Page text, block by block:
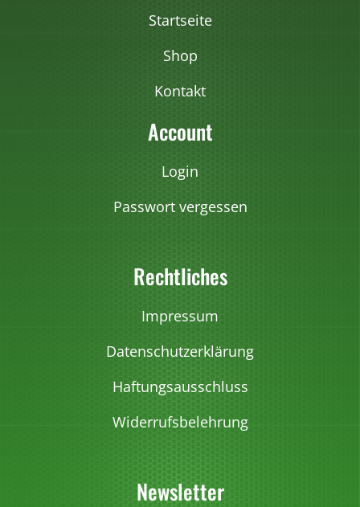
Startseite
Shop
Kontakt
Account
Login
Passwort vergessen
Rechtliches
Impressum
Datenschutzerklärung
Haftungsausschluss
Widerrufsbelehrung
Newsletter